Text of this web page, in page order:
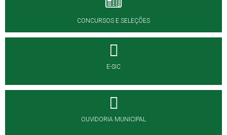
CONCURSOS E SELEÇÕES
E-SIC
OUVIDORIA MUNICIPAL